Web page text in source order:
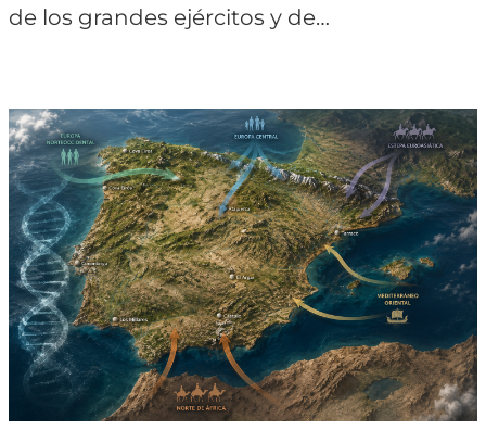
de los grandes ejércitos y de…